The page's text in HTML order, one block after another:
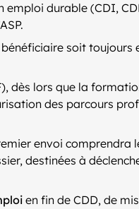
emploi durable (CDI,
soit toujours
dès lors que la
des parcours
envoi comprendra
destinées à
en fin de CDD, de